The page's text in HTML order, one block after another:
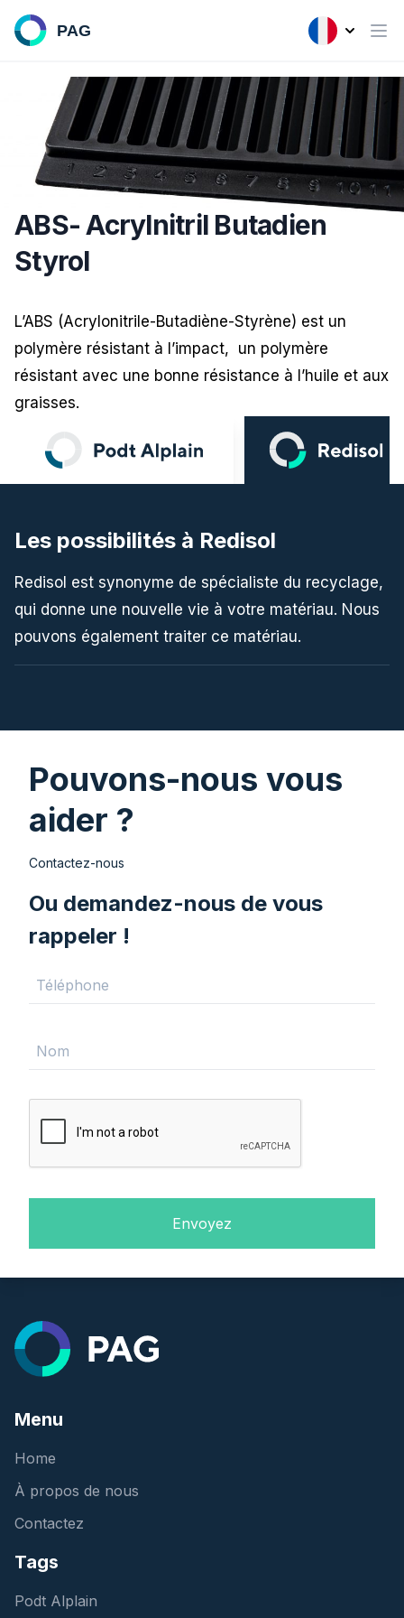
ABS- Acrylnitril Butadien
Styrol
L’ABS (Acrylonitrile-Butadiène-Styrène) est un
polymère résistant à l’impact, un polymère
résistant avec une bonne résistance à l’huile et aux
graisses.
Les possibilités à Redisol
Redisol est synonyme de spécialiste du recyclage,
qui donne une nouvelle vie à votre matériau. Nous
pouvons également traiter ce matériau.
Pouvons-nous vous
aider ?
Contactez-nous
Ou demandez-nous de vous
rappeler !
Menu
Home
À propos de nous
Contactez
Tags
Podt Alplain